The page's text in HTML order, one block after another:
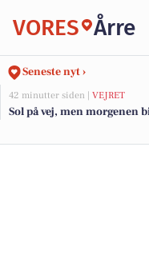
VORES Årre
Seneste nyt ›
42 minutter siden | VEJRET
Sol på vej, men morgenen